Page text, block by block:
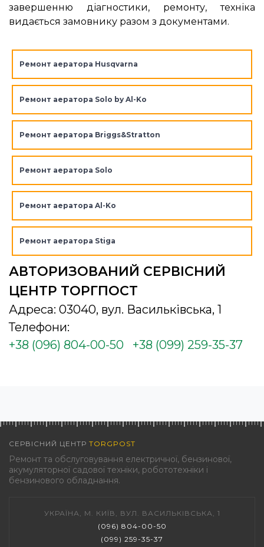
завершенню діагностики, ремонту, техніка
видається замовнику разом з документами.
Ремонт аератора Husqvarna
Ремонт аератора Solo by Al-Ko
Ремонт аератора Briggs&Stratton
Ремонт аератора Solo
Ремонт аератора Al-Ko
Ремонт аератора Stiga
АВТОРИЗОВАНИЙ СЕРВІСНИЙ
ЦЕНТР ТОРГПОСТ
Адреса: 03040, вул. Васильківська, 1
Телефони:
+38 (096) 804-00-50
+38 (099) 259-35-37
СЕРВІСНИЙ ЦЕНТР TORGPOST
Ремонт та обслуговування електричної, бензинової,
акумуляторної садової техніки, робототехніки і
бензинового обладнання.
УКРАЇНА, М. КИЇВ, ВУЛ. ВАСИЛЬКІВСЬКА, 1
(096) 804-00-50
(099) 259-35-37